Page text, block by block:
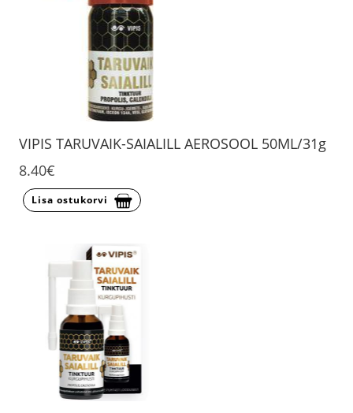
VIPIS TARUVAIK-SAIALILL AEROSOOL 50ML/31g
8.40€
Lisa ostukorvi